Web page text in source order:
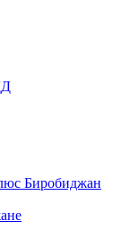
Биробиджан